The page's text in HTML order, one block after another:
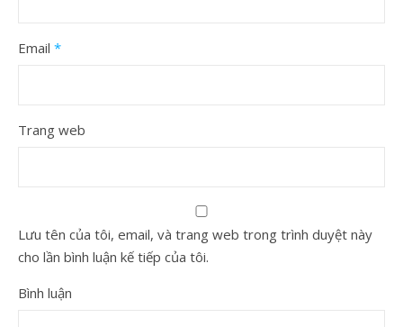
Email *
Trang web
Lưu tên của tôi, email, và trang web trong trình duyệt này
cho lần bình luận kế tiếp của tôi.
Bình luận